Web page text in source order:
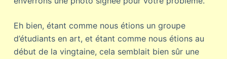
Eh bien, étant comme nous étions un groupe
d’étudiants en art, et étant comme nous étions au
début de la vingtaine, cela semblait bien sûr une